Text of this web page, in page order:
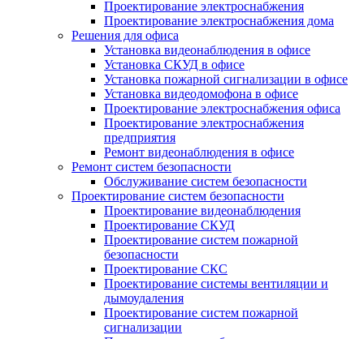
Проектирование электроснабжения
Проектирование электроснабжения дома
Решения для офиса
Установка видеонаблюдения в офисе
Установка СКУД в офисе
Установка пожарной сигнализации в офисе
Установка видеодомофона в офисе
Проектирование электроснабжения офиса
Проектирование электроснабжения
предприятия
Ремонт видеонаблюдения в офисе
Ремонт систем безопасности
Обслуживание систем безопасности
Проектирование систем безопасности
Проектирование видеонаблюдения
Проектирование СКУД
Проектирование систем пожарной
безопасности
Проектирование СКС
Проектирование системы вентиляции и
дымоудаления
Проектирование систем пожарной
сигнализации